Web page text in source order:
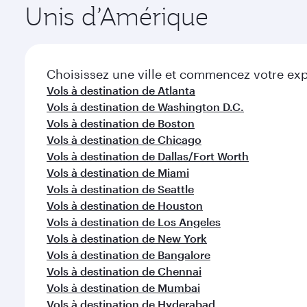
Oui, Qatar Airways opère des vols directs vers
Comment puis-je voyager à San Francisco avec
Vous pouvez voyager directement à San
efficaces à l'Aéroport International Hamad.
Quelles sont les classes de voyage disponibles
La disponibilité des classes de voyage dépend de
voyager en Classe Affaires (avec la Qsuite sur
nos partenaires. Veuillez vérifier les détails du vol
Quel est le meilleur moment pour réserver un
Réservez votre vol à destination de San
fonction de la demande saisonnière, de la
Vous vous sentez
Unis d’Amérique